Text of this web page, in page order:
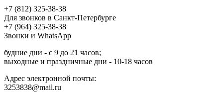
+7 (812) 325-38-38
Для звонков в Санкт-Петербурге
+7 (964) 325-38-38
Звонки и WhatsApp
будние дни - с 9 до 21 часов;
выходные и праздничные дни - 10-18 часов
Адрес электронной почты:
3253838@mail.ru